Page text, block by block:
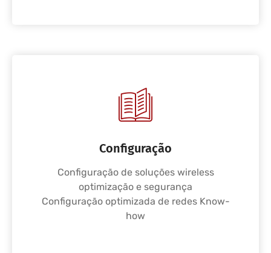
Configuração
Configuração de soluções wireless
optimização e segurança
Configuração optimizada de redes Know-
how